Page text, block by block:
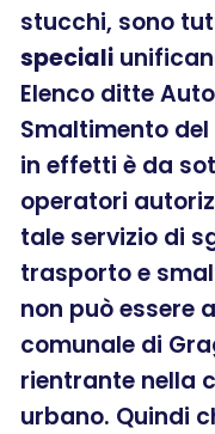
stucchi, sono
speciali
Elenco ditte
Smaltimento
in effetti è da
operatori
tale servizio di
trasporto e
non può essere
comunale di
rientrante nella
urbano. Quindi